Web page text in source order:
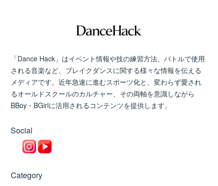
「Dance Hack」はイベント情報や技の練習方法、バトルで使用
される音楽など、ブレイクダンスに関する様々な情報を伝える
メディアです。近年急速に進むスポーツ化と、変わらず愛され
るオールドスクールのカルチャー、その両軸を意識しながら
BBoy・BGirlに活用されるコンテンツを提供します。
Social
Category